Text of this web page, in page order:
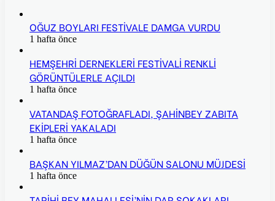
OĞUZ BOYLARI FESTİVALE DAMGA VURDU
1 hafta önce
HEMŞEHRİ DERNEKLERİ FESTİVALİ RENKLİ
GÖRÜNTÜLERLE AÇILDI
1 hafta önce
VATANDAŞ FOTOĞRAFLADI, ŞAHİNBEY ZABITA
EKİPLERİ YAKALADI
1 hafta önce
BAŞKAN YILMAZ’DAN DÜĞÜN SALONU MÜJDESİ
1 hafta önce